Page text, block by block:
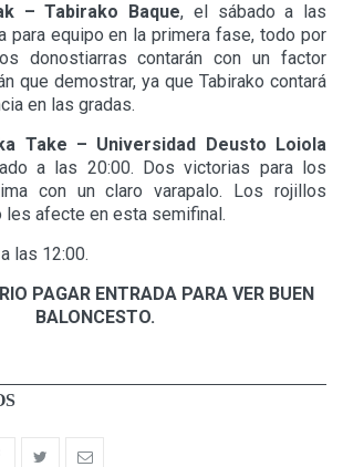
– Tabirako Baque, el sábado a las
para equipo en la primera fase, todo por
donostiarras contarán con un factor
que demostrar, ya que Tabirako contará
en las gradas.
Take – Universidad Deusto Loiola
a las 20:00. Dos victorias para los
con un claro varapalo. Los rojillos
les afecte en esta semifinal.
las 12:00.
PAGAR ENTRADA PARA VER BUEN
BALONCESTO.